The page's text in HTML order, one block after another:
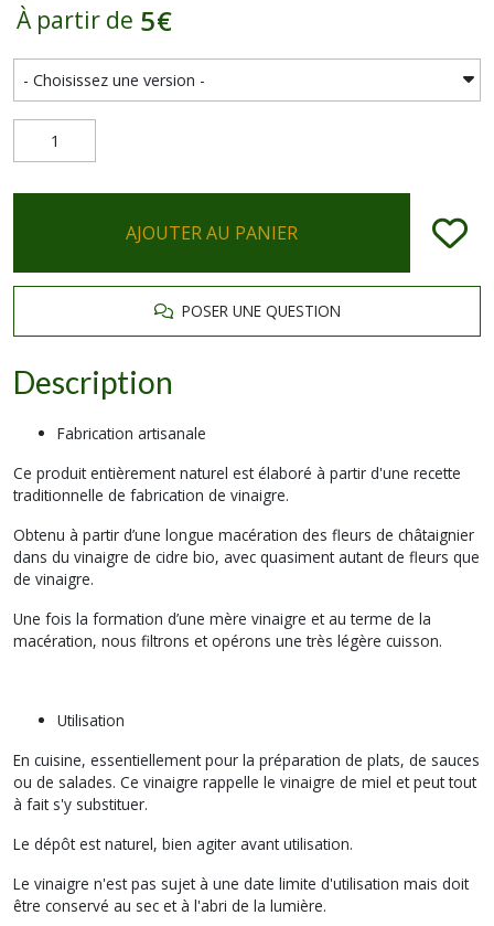
À partir de 5€
AJOUTER AU PANIER
POSER UNE QUESTION
Description
Fabrication artisanale
Ce produit entièrement naturel est élaboré à partir d'une recette
traditionnelle de fabrication de vinaigre.
Obtenu à partir d’une longue macération des fleurs de châtaignier
dans du vinaigre de cidre bio, avec quasiment autant de fleurs que
de vinaigre.
Une fois la formation d’une mère vinaigre et au terme de la
macération, nous filtrons et opérons une très légère cuisson.
Utilisation
En cuisine, essentiellement pour la préparation de plats, de sauces
ou de salades. Ce vinaigre rappelle le vinaigre de miel et peut tout
à fait s'y substituer.
Le dépôt est naturel, bien agiter avant utilisation.
Le vinaigre n'est pas sujet à une date limite d'utilisation mais doit
être conservé au sec et à l'abri de la lumière.